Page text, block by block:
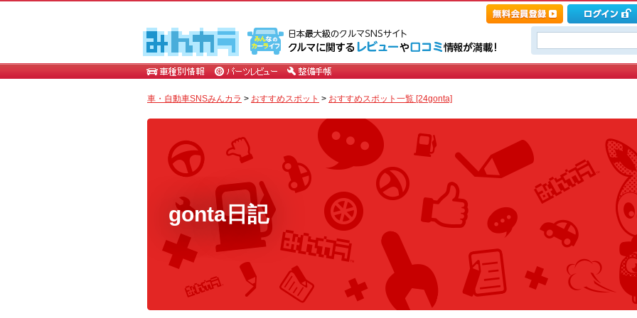
車・自動車SNSみんカラ > おすすめスポット > おすすめスポット一覧 [24gonta]
gonta日記